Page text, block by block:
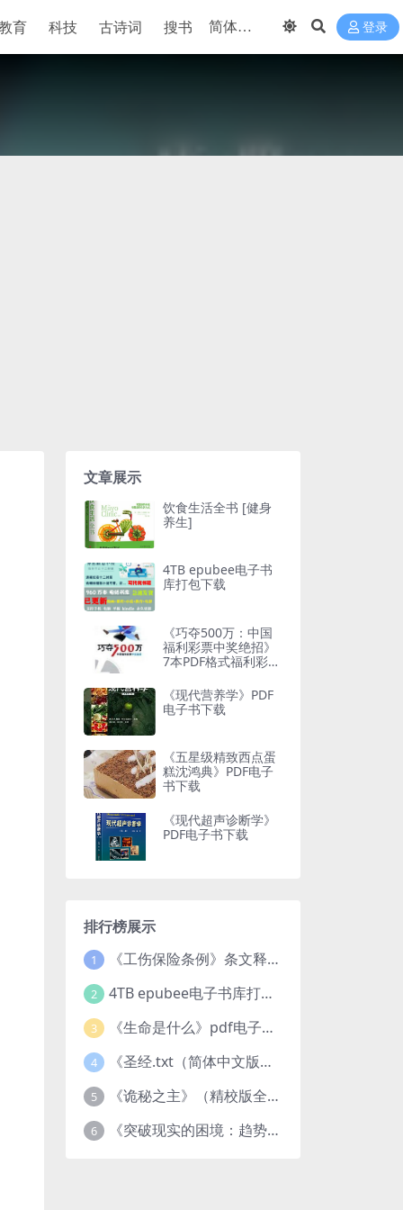
育 科技 古诗词 搜书 登录
文章展示
饮食生活全书 [健身
养生]
4TB epubee电子书
库打包下载
《巧夺500万：中国
福利彩票中奖绝招》
7本PDF格式福利彩票
6MB
《现代营养学》PDF
电子书下载
《五星级精致西点蛋
糕沈鸿典》PDF电子
书下载
《现代超声诊断学》
PDF电子书下载
排行榜展示
1 《工伤保险条例》条文释义及案例分析pdf下载
2 4TB epubee电子书库打包下载
3 《生命是什么》pdf电子书下载
4 《圣经.txt（简体中文版）》作者：基督教译者：中国基督教协会
5 《诡秘之主》（精校版全本）作者：爱潜水的乌贼txt
6 《突破现实的困境：趋势、禀赋与企业家的大战略》pdf图书下载